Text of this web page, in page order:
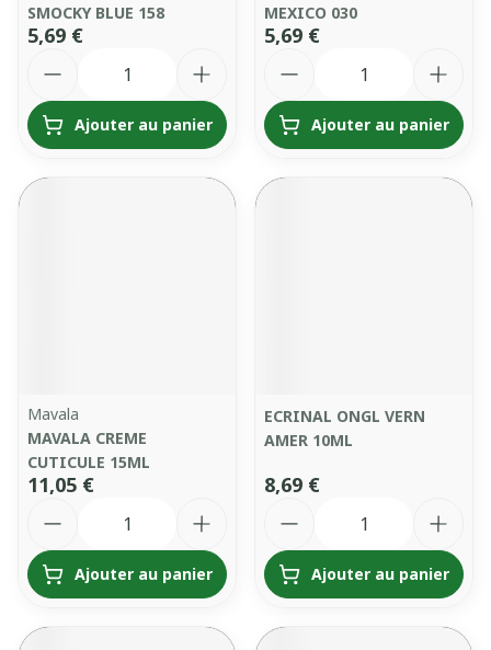
SMOCKY BLUE 158
5,69 €
Ajouter au panier
MEXICO 030
5,69 €
Ajouter au panier
Mavala
MAVALA CREME
CUTICULE 15ML
11,05 €
Ajouter au panier
ECRINAL ONGL VERN
AMER 10ML
8,69 €
Ajouter au panier